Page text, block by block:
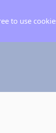
to use